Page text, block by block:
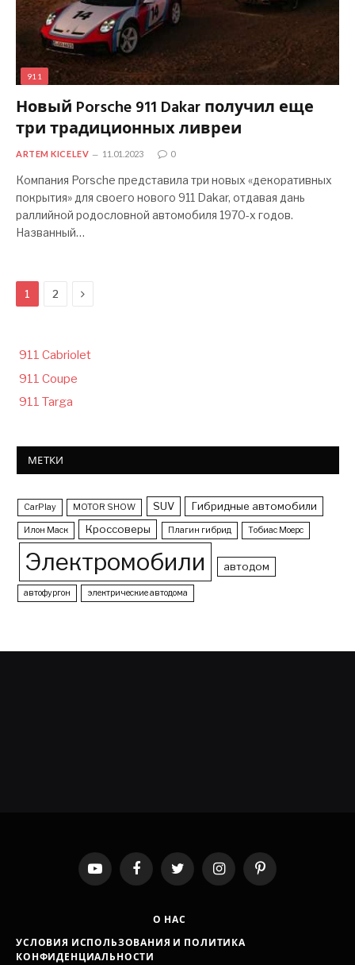
911
Новый Porsche 911 Dakar получил еще
три традиционных ливреи
ARTEM KICELEV 11.01.2023 0
Компания Porsche представила три новых «декоративных
покрытия» для своего нового 911 Dakar, отдавая дань
раллийной родословной автомобиля 1970-х годов.
Названный…
1 2 Следующая
911 Cabriolet
911 Coupe
911 Targa
МЕТКИ
CarPlay MOTOR SHOW SUV Гибридные автомобили
Илон Маск Кроссоверы Плагин гибрид Тобиас Моерс
Электромобили автодом
автофургон электрические автодома
YouTubeFacebookTwitter InstagramPinterest
О НАС
УСЛОВИЯ ИСПОЛЬЗОВАНИЯ И ПОЛИТИКА
КОНФИДЕНЦИАЛЬНОСТИ